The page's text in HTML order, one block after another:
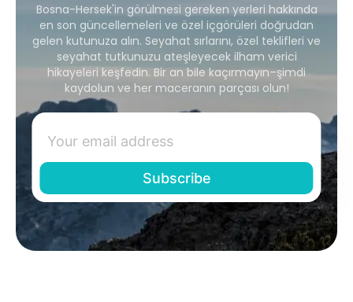
Bosna-Hersek'in görülmesi gereken yerleri hakkında
en son güncellemeleri ve özel içgörüleri doğrudan
gelen kutunuza alın. Seyahat sırlarını, özel teklifleri ve
seyahat tutkunuzu ateşleyecek ilham verici
hikayeleri keşfedin. Bir an bile kaçırmayın–şimdi
kaydolun ve her maceranın parçası olun!